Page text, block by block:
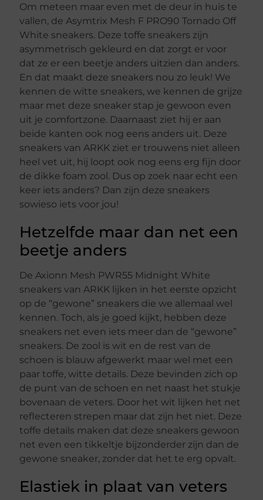
Om meteen maar even met de deur in huis te
vallen, de Asymtrix Mesh F PRO90 Tornado Off
White sneakers. Deze toffe sneakers zijn
asymmetrisch gekleurd en dat zorgt er voor
dat ze er een beetje anders uitzien dan anders.
En dat maakt deze sneakers nou zo leuk! We
kennen de witte sneakers, we kennen de grijze
maar met deze sneaker stap je gewoon even
uit je comfortzone. Daarnaast ziet hij er aan
beide kanten ook nog eens anders uit. Deze
sneakers van ARKK ziet er trouwens niet alleen
heel vet uit, hij loopt ook nog eens erg fijn door
de dikke foam zool. Dus op zoek naar echt een
keer iets anders? Dan zijn deze sneakers
sowieso iets voor jou!
Hetzelfde maar dan net een
beetje anders
De Axionn Mesh PWR55 Midnight White
sneakers van ARKK lijken in het eerste opzicht
op de “gewone” sneakers die we allemaal wel
kennen. Toch, als je goed kijkt, hebben deze
sneakers net even iets meer dan de “gewone”
sneakers. De zool is wit en de rest van de
schoen is blauw afgewerkt maar wel met een
paar toffe, witte details. Deze bevinden zich op
de punt van de schoen en net naast het stukje
bovenaan de veters. Door het wit lijken het net
reflecteren strepen maar dat zijn het niet. Deze
toffe details maken dat deze sneakers gewoon
net even een tikkeltje bijzonderder zijn dan de
gewone sneaker, zonder dat het te erg opvalt.
Elastiek in plaat van veters